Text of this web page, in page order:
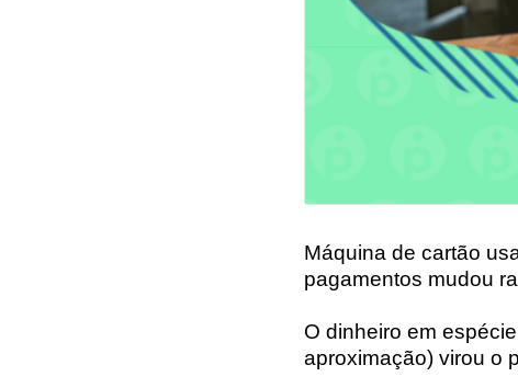
Máquina de cartão
pagamentos mudou
O dinheiro em
aproximação) virou o